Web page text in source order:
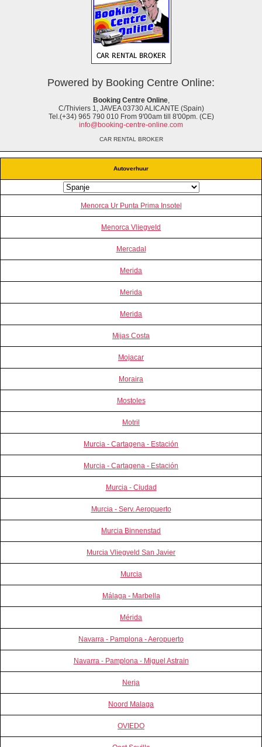
Autoverhuur
Menorca Ur Punta Prima Insotel
Menorca Vliegveld
Mercadal
Merida
Merida
Merida
Mijas Costa
Mojacar
Moraira
Mostoles
Motril
Murcia - Cartagena - Estación
Murcia - Cartagena - Estación
Murcia - Ciudad
Murcia - Serv. Aeropuerto
Murcia Binnenstad
Murcia Vliegveld San Javier
Murcia
Málaga - Marbella
Mérida
Navarra - Pamplona - Aeropuerto
Navarra - Pamplona - Miguel Astrain
Nerja
Noord Malaga
OVIEDO
Powered by Booking Centre Online:
Booking Centre Online,
C/Thiviers 1, JAVEA 03730 ALICANTE (Spain)
Tel.(+34) 965 790 010 From 9'00am till 8'00pm. (CE)
info@booking-centre-online.com
CAR RENTAL BROKER